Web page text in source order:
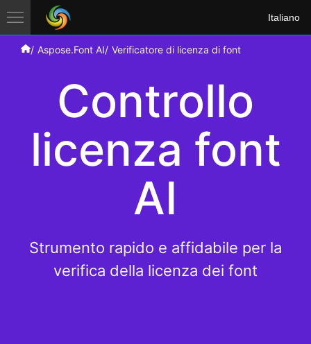
Italiano
Aspose.Font AI Verificatore di licenza di font
Controllo
licenza font
AI
Strumento rapido e affidabile per la
verifica della licenza dei font